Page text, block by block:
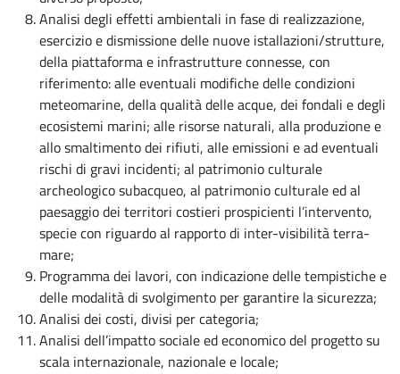
Analisi degli effetti ambientali in fase di realizzazione,
esercizio e dismissione delle nuove istallazioni/strutture,
della piattaforma e infrastrutture connesse, con
riferimento: alle eventuali modifiche delle condizioni
meteomarine, della qualità delle acque, dei fondali e degli
ecosistemi marini; alle risorse naturali, alla produzione e
allo smaltimento dei rifiuti, alle emissioni e ad eventuali
rischi di gravi incidenti; al patrimonio culturale
archeologico subacqueo, al patrimonio culturale ed al
paesaggio dei territori costieri prospicienti l’intervento,
specie con riguardo al rapporto di inter-visibilità terra-
mare;
Programma dei lavori, con indicazione delle tempistiche e
delle modalità di svolgimento per garantire la sicurezza;
Analisi dei costi, divisi per categoria;
Analisi dell’impatto sociale ed economico del progetto su
scala internazionale, nazionale e locale;